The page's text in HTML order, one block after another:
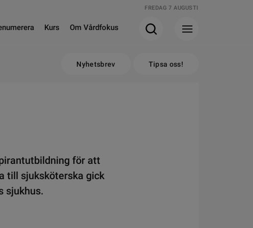
FREDAG 7 AUGUSTI
Kurs Om Vårdfokus
Nyhetsbrev Tipsa oss!
för att
till sjuksköterska gick
sjukhus.